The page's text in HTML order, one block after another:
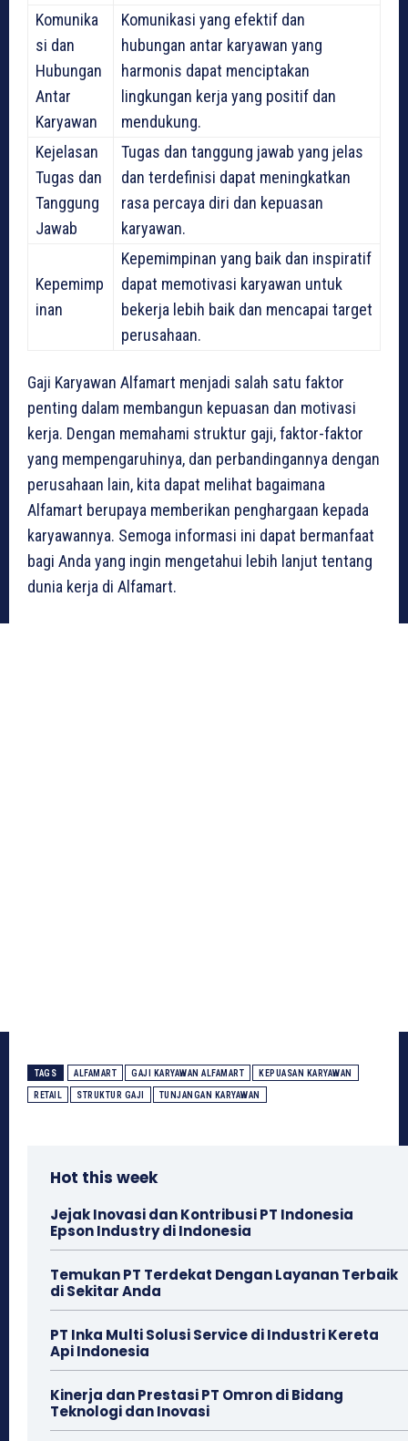
Komunika
si dan
Hubungan
Antar
Karyawan
Komunikasi yang efektif dan
hubungan antar karyawan yang
harmonis dapat menciptakan
lingkungan kerja yang positif dan
mendukung.
Kejelasan
Tugas dan
Tanggung
Jawab
Tugas dan tanggung jawab yang jelas
dan terdefinisi dapat meningkatkan
rasa percaya diri dan kepuasan
karyawan.
Kepemimp
inan
Kepemimpinan yang baik dan inspiratif
dapat memotivasi karyawan untuk
bekerja lebih baik dan mencapai target
perusahaan.
Gaji Karyawan Alfamart menjadi salah satu faktor
penting dalam membangun kepuasan dan motivasi
kerja. Dengan memahami struktur gaji, faktor-faktor
yang mempengaruhinya, dan perbandingannya dengan
perusahaan lain, kita dapat melihat bagaimana
Alfamart berupaya memberikan penghargaan kepada
karyawannya. Semoga informasi ini dapat bermanfaat
bagi Anda yang ingin mengetahui lebih lanjut tentang
dunia kerja di Alfamart.
TAGS ALFAMART GAJI KARYAWAN ALFAMART KEPUASAN KARYAWAN
RETAIL STRUKTUR GAJI TUNJANGAN KARYAWAN
Hot this week
Jejak Inovasi dan Kontribusi PT Indonesia
Epson Industry di Indonesia
Temukan PT Terdekat Dengan Layanan Terbaik
di Sekitar Anda
PT Inka Multi Solusi Service di Industri Kereta
Api Indonesia
Kinerja dan Prestasi PT Omron di Bidang
Teknologi dan Inovasi